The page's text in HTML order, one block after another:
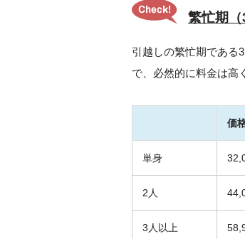
繁忙期
引越しの繁忙期である
で、必然的に料金は高
価
単身
2人
3人以上